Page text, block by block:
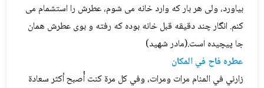
بیاورد، ولی هر بار که وارد خانه می شوم، عطرش را استشمام می
کنم. انگار چند دقیقه قبل خانه بوده که رفته و بوی عطرش همان
جا پیچیده است.(مادر شهید)
عطره فاح في المكان
زارني في المنام مرات ومرات، وفي كل مرة كنت أُصبح أكثر سعادة